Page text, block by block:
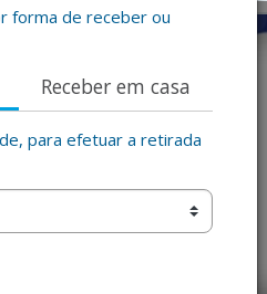
forma de receber ou
Receber em casa
para efetuar a retirada